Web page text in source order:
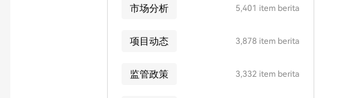
市场分析 5,401 item berita
项目动态 3,878 item berita
监管政策 3,332 item berita